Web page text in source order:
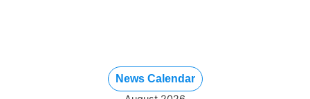
News Calendar